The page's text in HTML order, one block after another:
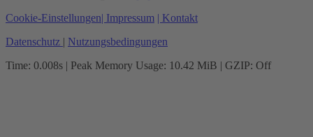
Cookie-Einstellungen| Impressum | Kontakt
Datenschutz | Nutzungsbedingungen
Time: 0.008s | Peak Memory Usage: 10.42 MiB | GZIP: Off